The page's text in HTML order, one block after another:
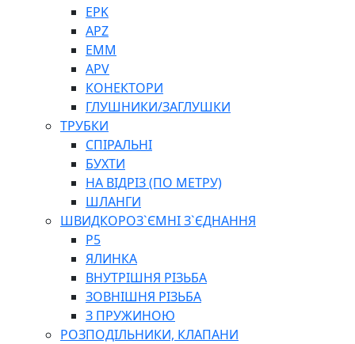
EPK
APZ
EMM
APV
КОНЕКТОРИ
ГЛУШНИКИ/ЗАГЛУШКИ
ТРУБКИ
СПІРАЛЬНІ
БУХТИ
НА ВІДРІЗ (ПО МЕТРУ)
ШЛАНГИ
ШВИДКОРОЗ`ЄМНІ З`ЄДНАННЯ
P5
ЯЛИНКА
ВНУТРІШНЯ РІЗЬБА
ЗОВНІШНЯ РІЗЬБА
З ПРУЖИНОЮ
РОЗПОДІЛЬНИКИ, КЛАПАНИ